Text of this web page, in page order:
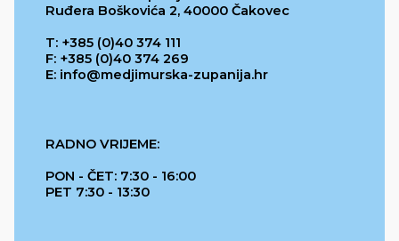
Ruđera Boškovića 2, 40000 Čakovec
T: +385 (0)40 374 111
F: +385 (0)40 374 269
E: info@medjimurska-zupanija.hr
RADNO VRIJEME:
PON - ČET: 7:30 - 16:00
PET 7:30 - 13:30